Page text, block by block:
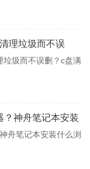
理垃圾而不误
垃圾而不误删？c盘满
？神舟笔记本安装
舟笔记本安装什么浏